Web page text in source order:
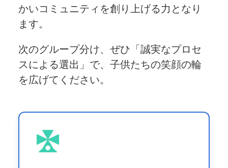
かいコミュニティを創り上げる力となり
ます。
次のグループ分け、ぜひ「誠実なプロセ
スによる選出」で、子供たちの笑顔の輪
を広げてください。